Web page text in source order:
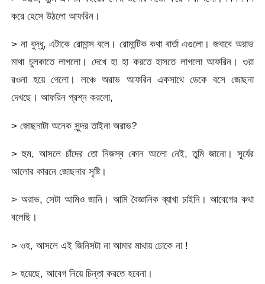
করে হেসে উঠলো আফরিন।
> না বুদ্ধু, এটাকে রোমান্স বলে। রোমান্টিক কথা বার্তা এগুলো। জবাবে অরাভ
মাথা চুলকাতে লাগলো। দেখে হা হা করতে হাসতে লাগলো আফরিন। ওরা
রওনা হয়ে গেলো। লঞ্চে অরাভ আফরিন একসাথে ডেকে বসে জোছনা
দেখছে। আফরিন প্রশ্ন করলো,
> জোছনাটা অনেক সুন্দর তাইনা অরাভ?
> হুম, আসলে চাঁদের তো নিজস্ব কোন আলো নেই, তুমি জানো। সূর্যের
আলোর কারনে জোছনার সৃষ্টি।
> অরাভ, সেটা আমিও জানি। আমি বৈজ্ঞানিক ব্যাখা চাইনি। আবেগের কথা
বলেছি।
> ওহ, আসলে এই জিনিসটা না আমার মাথায় ঢোকে না !
> হয়েছে, আবেগ নিয়ে চিন্তা করতে হবেনা।